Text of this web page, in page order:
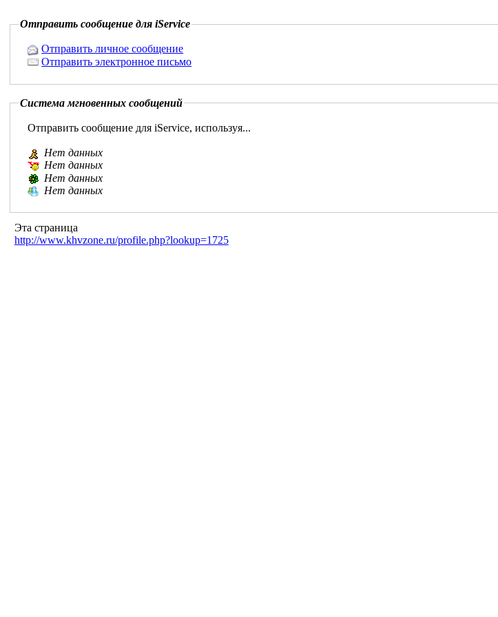
Отправить сообщение для iService
Отправить личное сообщение
Отправить электронное письмо
Система мгновенных сообщений
Отправить сообщение для iService, используя...
Нет данных
Нет данных
Нет данных
Нет данных
Эта страница
http://www.khvzone.ru/profile.php?lookup=1725